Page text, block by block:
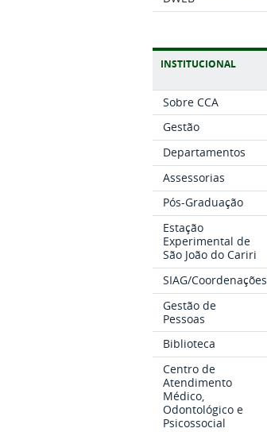
INSTITUCIONAL
Sobre CCA
Gestão
Departamentos
Assessorias
Pós-Graduação
Estação
Experimental de
São João do Cariri
SIAG/Coordenações
Gestão de
Pessoas
Biblioteca
Centro de
Atendimento
Médico,
Odontológico e
Psicossocial